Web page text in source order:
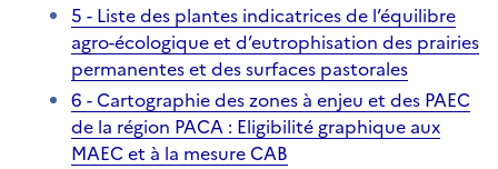
5 - Liste des plantes indicatrices de l’équilibre
agro-écologique et d’eutrophisation des prairies
permanentes et des surfaces pastorales
6 - Cartographie des zones à enjeu et des PAEC
de la région PACA : Eligibilité graphique aux
MAEC et à la mesure CAB